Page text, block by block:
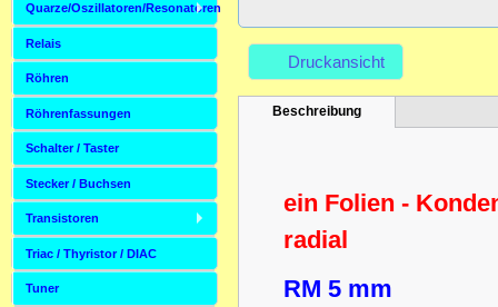
Druckansicht
Beschreibung
ein Folien -
radial
RM 5 mm
Quarze/Oszillatoren/Resonatoren
Relais
Röhren
Röhrenfassungen
Schalter / Taster
Stecker / Buchsen
Transistoren
Triac / Thyristor / DIAC
Tuner